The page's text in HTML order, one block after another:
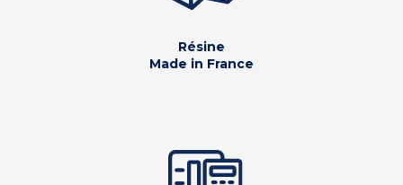
Résine
Made in France